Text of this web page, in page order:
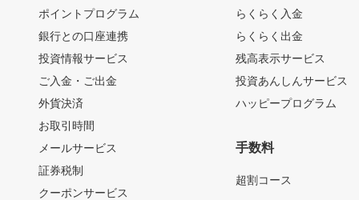
ポイントプログラム
銀行との口座連携
投資情報サービス
ご入金・ご出金
外貨決済
お取引時間
メールサービス
証券税制
クーポンサービス
らくらく入金
らくらく出金
残高表示サービス
投資あんしんサービス
ハッピープログラム
手数料
超割コース